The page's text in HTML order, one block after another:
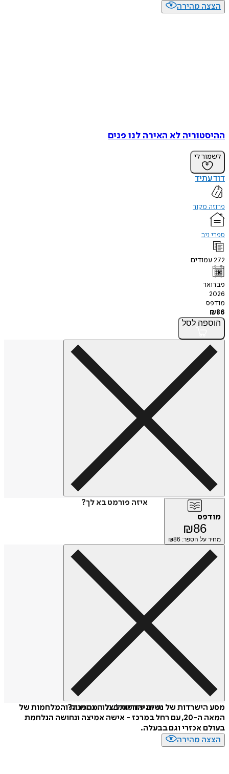
מהירה
לא האירה לנו פנים
לי
מקור
לסל
איזה פורמט בא לך?
₪
על הספר: ₪86
איזה פורמט לשלוח כמתנה?
של נשים יהודיות בצל המהפכות והמלחמות של
המאה ה-20, עם רחל במרכז - אישה אמיצה ונחושה הנלחמת
אכזרי וגם בבעלה.
מהירה